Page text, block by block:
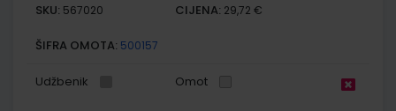
SKU: 567020 CIJENA: 29,72 €
ŠIFRA OMOTA: 500157
Udžbenik Omot